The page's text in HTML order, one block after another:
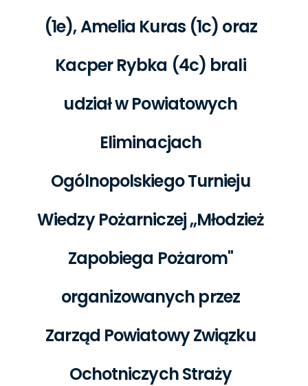
(1e), Amelia Kuras (1c) oraz
Kacper Rybka (4c) brali
udział w Powiatowych
Eliminacjach
Ogólnopolskiego Turnieju
Wiedzy Pożarniczej ,,Młodzież
Zapobiega Pożarom"
organizowanych przez
Zarząd Powiatowy Związku
Ochotniczych Straży